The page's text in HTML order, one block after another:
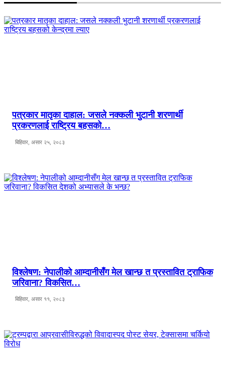
पत्रकार मातृका दाहाल: जसले नक्कली भुटानी शरणार्थी
प्रकरणलाई राष्ट्रिय बहसको…
बिहिवार, असार २५, २०८३
विश्लेषण: नेपालीको आम्दानीसँग मेल खान्छ त प्रस्तावित ट्राफिक
जरिवाना? विकसित…
बिहिवार, असार ११, २०८३